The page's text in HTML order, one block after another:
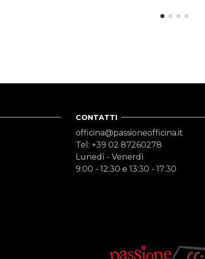
CONTATTI
officina@passioneofficina.it
Tel: +39 02 87260278
Lunedì - Venerdì
9:00 - 12:30 e 13:30 - 17:30